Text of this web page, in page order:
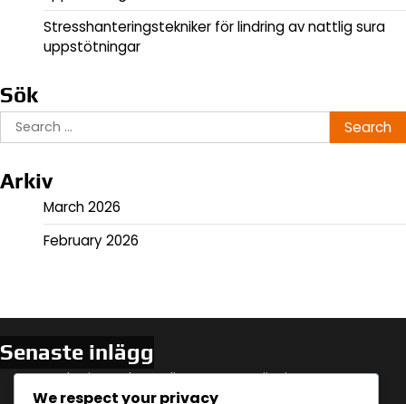
Stresshanteringstekniker för lindring av nattlig sura
uppstötningar
Sök
Search
for:
Arkiv
March 2026
February 2026
Senaste inlägg
Hydrering och nattlig sura uppstötningar:
Tidsplanering och effekter
We respect your privacy